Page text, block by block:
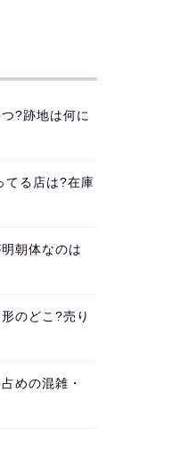
?跡地は何に
てる店は?在庫
朝体なのは
のどこ?売り
めの混雑・